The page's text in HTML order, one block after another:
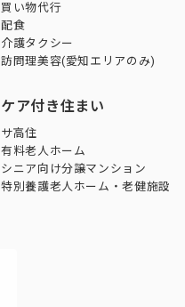
買い物代行
配食
介護タクシー
訪問理美容(愛知エリアのみ)
ケア付き住まい
サ高住
有料老人ホーム
シニア向け分譲マンション
特別養護老人ホーム・老健施設